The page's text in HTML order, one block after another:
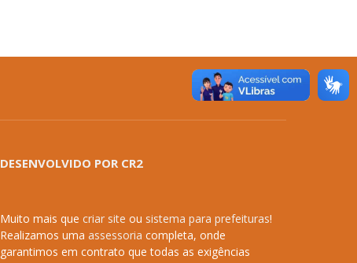
DESENVOLVIDO POR CR2
Muito mais que criar site ou sistema para prefeituras!
Realizamos uma assessoria completa, onde
garantimos em contrato que todas as exigências